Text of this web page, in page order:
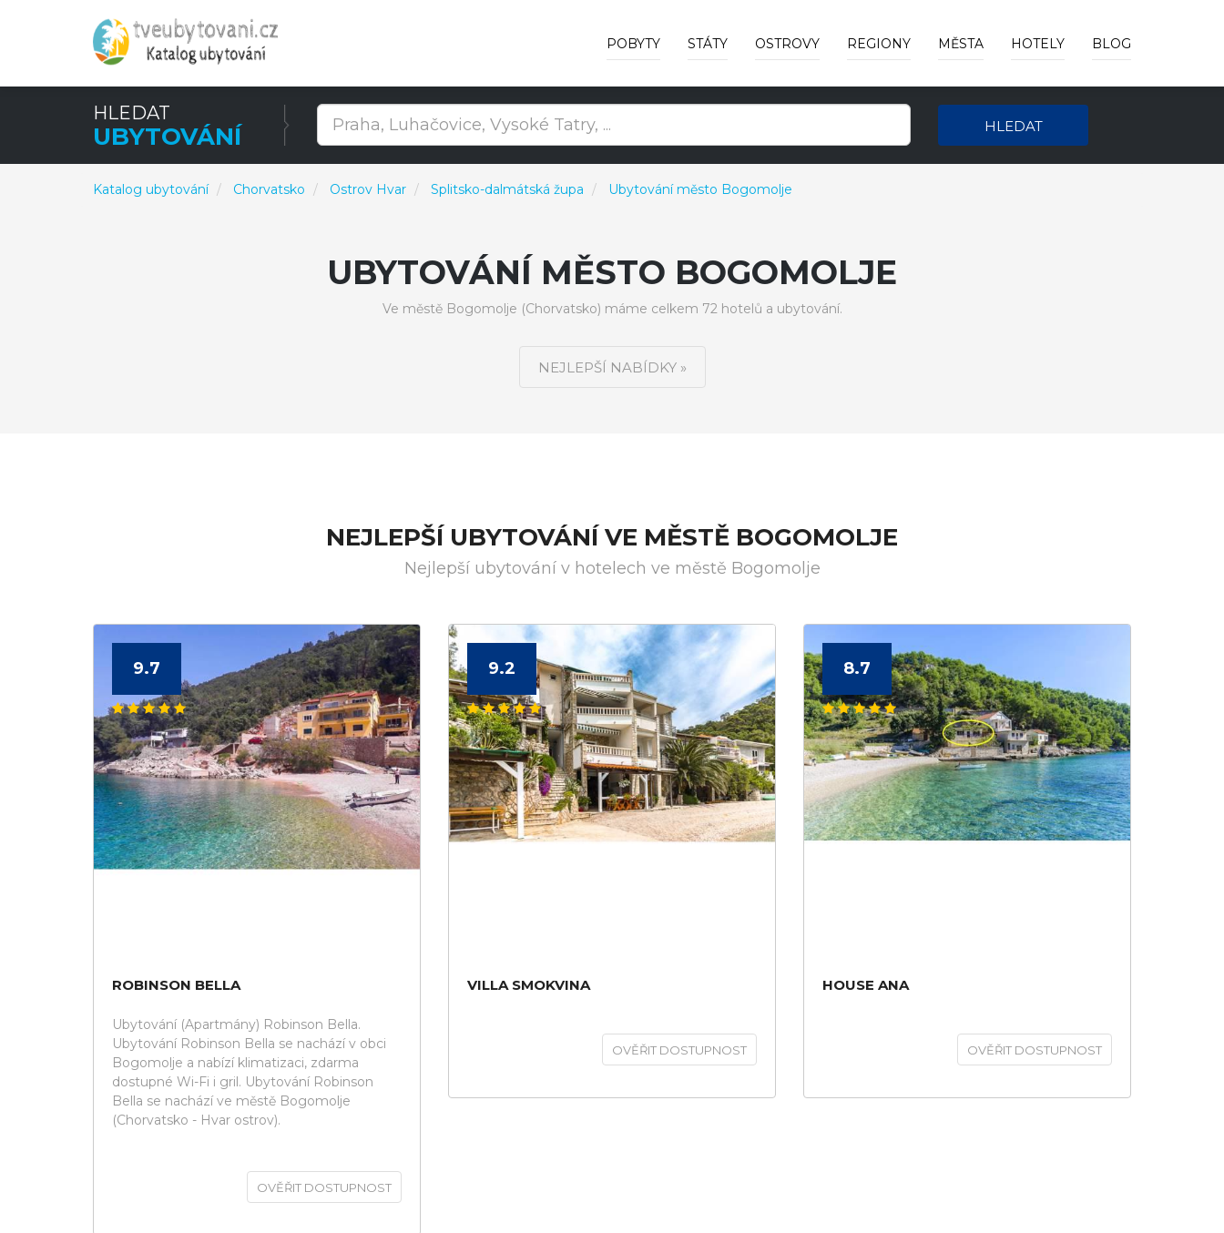
POBYTY STÁTY OSTROVY REGIONY MĚSTA HOTELY BLOG
HLEDAT
UBYTOVÁNÍ HLEDAT
Katalog ubytování Chorvatsko Ostrov Hvar Splitsko-dalmátská župa Ubytování město Bogomolje
UBYTOVÁNÍ MĚSTO BOGOMOLJE
Ve městě Bogomolje (Chorvatsko) máme celkem 72 hotelů a ubytování.
NEJLEPŠÍ NABÍDKY »
NEJLEPŠÍ UBYTOVÁNÍ VE MĚSTĚ BOGOMOLJE
Nejlepší ubytování v hotelech ve městě Bogomolje
9.7
ROBINSON BELLA
Ubytování (Apartmány) Robinson Bella.
Ubytování Robinson Bella se nachází v obci
Bogomolje a nabízí klimatizaci, zdarma
dostupné Wi-Fi i gril. Ubytování Robinson
Bella se nachází ve městě Bogomolje
(Chorvatsko - Hvar ostrov).
OVĚŘIT DOSTUPNOST
9.2
VILLA SMOKVINA
OVĚŘIT DOSTUPNOST
8.7
HOUSE ANA
OVĚŘIT DOSTUPNOST